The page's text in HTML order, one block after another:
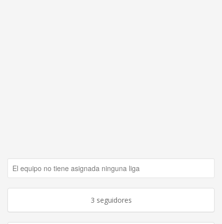
El equipo no tiene asignada ninguna liga
3 seguidores